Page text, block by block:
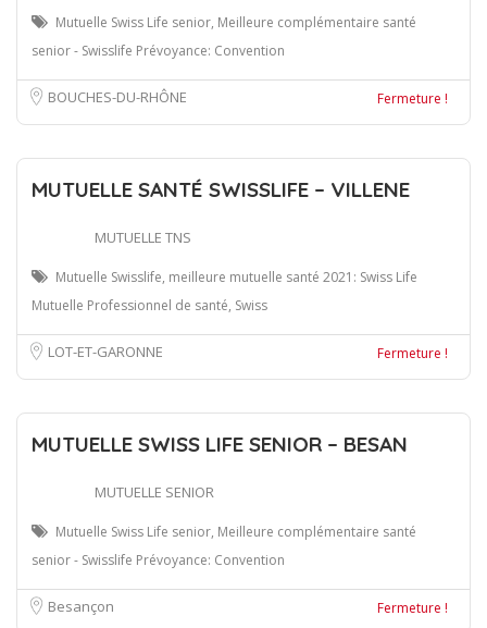
Mutuelle Swiss Life senior, Meilleure complémentaire santé
senior - Swisslife Prévoyance: Convention
BOUCHES-DU-RHÔNE Fermeture !
MUTUELLE SANTÉ SWISSLIFE – VILLENE
MUTUELLE TNS
Mutuelle Swisslife, meilleure mutuelle santé 2021: Swiss Life
Mutuelle Professionnel de santé, Swiss
LOT-ET-GARONNE Fermeture !
MUTUELLE SWISS LIFE SENIOR – BESAN
MUTUELLE SENIOR
Mutuelle Swiss Life senior, Meilleure complémentaire santé
senior - Swisslife Prévoyance: Convention
Besançon Fermeture !